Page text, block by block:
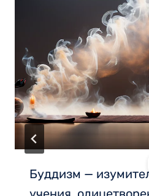
Буддизм —